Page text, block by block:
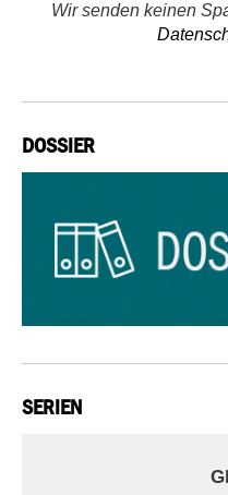
Wir senden keinen
DOSSIER
SERIEN